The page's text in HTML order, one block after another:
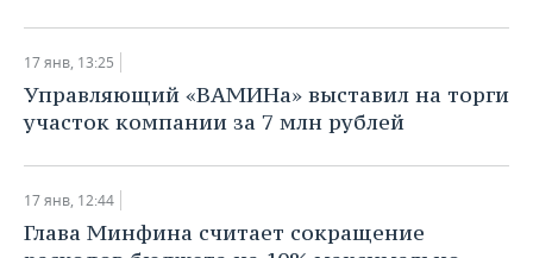
17 янв, 13:25
Управляющий «ВАМИНа» выставил на торги
участок компании за 7 млн рублей
17 янв, 12:44
Глава Минфина считает сокращение